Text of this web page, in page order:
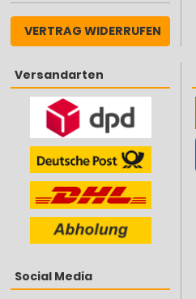
VERTRAG WIDERRUFEN
Versandarten
Social Media